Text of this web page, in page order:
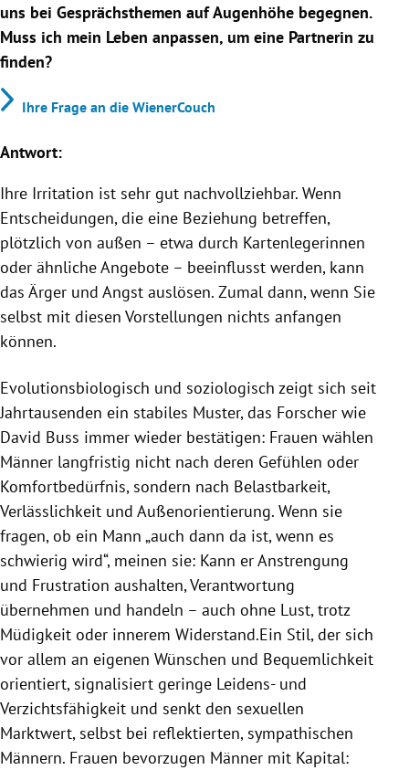
uns bei Gesprächsthemen auf Augenhöhe begegnen.
Muss ich mein Leben anpassen, um eine Partnerin zu
finden?
Ihre Frage an die WienerCouch
Antwort:
Ihre Irritation ist sehr gut nachvollziehbar. Wenn
Entscheidungen, die eine Beziehung betreffen,
plötzlich von außen – etwa durch Kartenlegerinnen
oder ähnliche Angebote – beeinflusst werden, kann
das Ärger und Angst auslösen. Zumal dann, wenn Sie
selbst mit diesen Vorstellungen nichts anfangen
können.
Evolutionsbiologisch und soziologisch zeigt sich seit
Jahrtausenden ein stabiles Muster, das Forscher wie
David Buss immer wieder bestätigen: Frauen wählen
Männer langfristig nicht nach deren Gefühlen oder
Komfortbedürfnis, sondern nach Belastbarkeit,
Verlässlichkeit und Außenorientierung. Wenn sie
fragen, ob ein Mann „auch dann da ist, wenn es
schwierig wird“, meinen sie: Kann er Anstrengung
und Frustration aushalten, Verantwortung
übernehmen und handeln – auch ohne Lust, trotz
Müdigkeit oder innerem Widerstand.Ein Stil, der sich
vor allem an eigenen Wünschen und Bequemlichkeit
orientiert, signalisiert geringe Leidens- und
Verzichtsfähigkeit und senkt den sexuellen
Marktwert, selbst bei reflektierten, sympathischen
Männern. Frauen bevorzugen Männer mit Kapital: